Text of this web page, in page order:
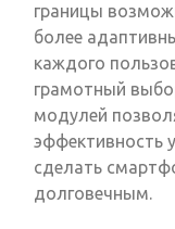
границы
более
каждого
грамотный
модулей
эффективность
сделать
долговечным.